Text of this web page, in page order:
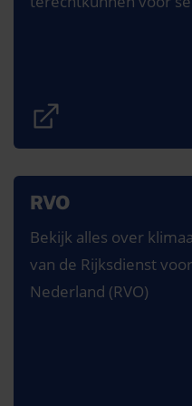
RVO
Bekijk alles over
van de Rijksdienst
Nederland (RVO)